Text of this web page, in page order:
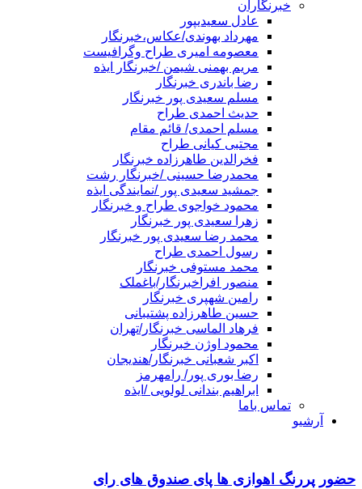
خبرنگاران
عادل سعیدیپور
مهرداد بهوندی/عکاس،خبرنگار
معصومه امیری طراح وگرافیست
مریم بهمنی شیمن /خبرنگار ایذه
رضا باندری خبرنگار
مسلم سعیدی پور خبرنگار
حدیث احمدی طراح
مسلم احمدی/ قائم مقام
مجتبی کیانی طراح
فخرالدین طاهرزاده خبرنگار
محمدرضا حسینی /خبرنگار رشت
جمشید سعیدی پور /نمایندگی ایذه
محمود خواجوی طراح و خبرنگار
زهرا سعیدی پور خبرنگار
محمد رضا سعیدی پور خبرنگار
رسول احمدی طراح
محمد مستوفی خبرنگار
منصور افراخبرنگار/باغملک
رامین شهپری خبرنگار
حسین طاهرزاده پشتیبانی
فرهاد الماسی خبرنگار/تهران
محمود اوژن خبرنگار
اکبر شعبانی خبرنگار/هندیجان
رضا بوری پور/ رامهرمز
ابراهیم بندانی لولویی /ایذه
تماس باما
آرشیو
حضور پررنگ اهوازی ها پای صندوق های رای